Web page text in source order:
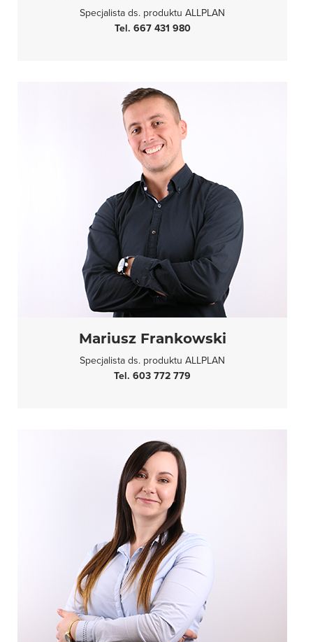
Specjalista ds. produktu ALLPLAN
Tel. 667 431 980
Mariusz Frankowski
Specjalista ds. produktu ALLPLAN
Tel. 603 772 779